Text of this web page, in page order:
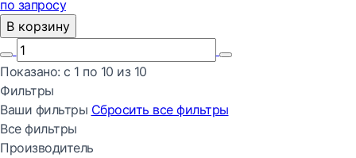
по запросу
В корзину
Показано: с 1 по 10 из 10
Фильтры
Ваши фильтры Сбросить все фильтры
Все фильтры
Производитель